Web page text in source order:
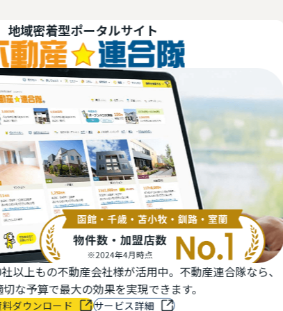
着型ポータルサイト
不動産会社様が活用中。不動産連合隊なら、
最大の効果を実現できます。
ード サービス詳細
ラ